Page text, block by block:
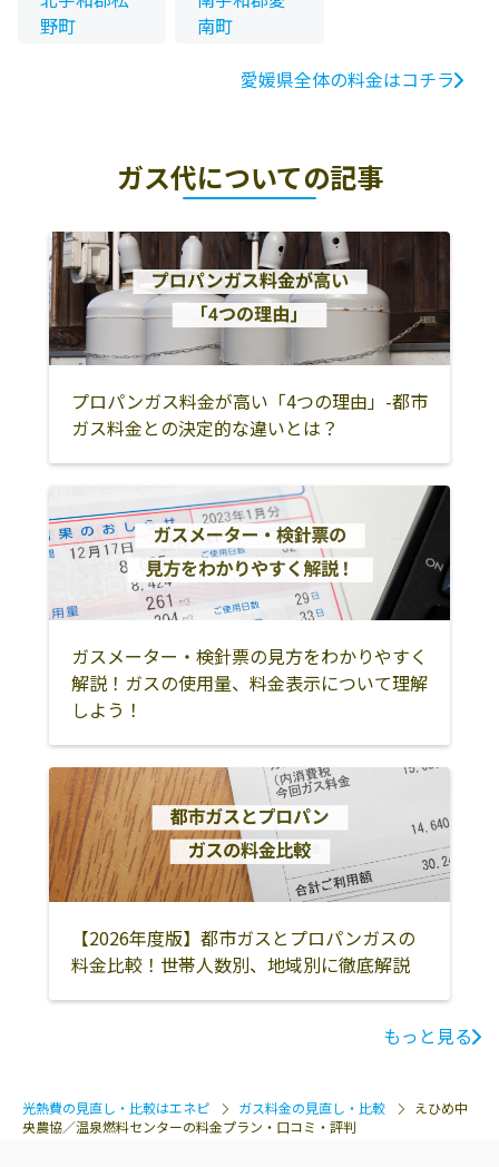
野町
南町
愛媛県全体の料金はコチラ
ガス代についての記事
プロパンガス料金が高い「4つの理由」-都市
ガス料金との決定的な違いとは？
ガスメーター・検針票の見方をわかりやすく
解説！ガスの使用量、料金表示について理解
しよう！
【2026年度版】都市ガスとプロパンガスの
料金比較！世帯人数別、地域別に徹底解説
もっと見る
光熱費の見直し・比較はエネピ ガス料金の見直し・比較
えひめ中
央農協／温泉燃料センターの料金プラン・口コミ・評判